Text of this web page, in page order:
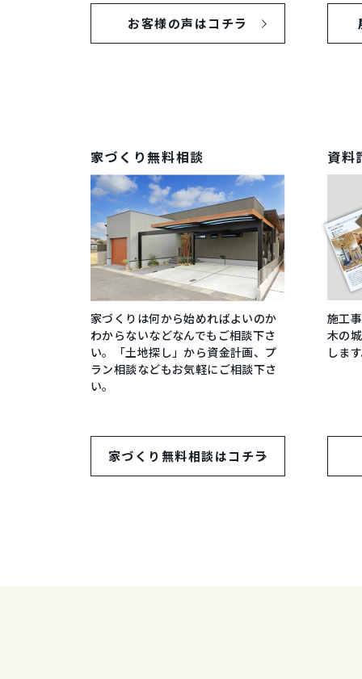
お客様の声はコチラ
家づくり無料相談
家づくりは何から始めればよいのか
わからないなどなんでもご相談下さ
い。「土地探し」から資金計画、プ
ラン相談などもお気軽にご相談下さ
い。
家づくり 無料相談はコチラ
資料
施工
木の
しま